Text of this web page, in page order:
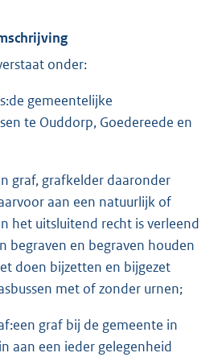
onder:
gemeentelijke
te Ouddorp, Goedereede en
graf, grafkelder daaronder
aan een natuurlijk of
het uitsluitend recht is verleend
begraven en begraven houden
doen bijzetten en bijgezet
met of zonder urnen;
graf bij de gemeente in
aan een ieder gelegenheid